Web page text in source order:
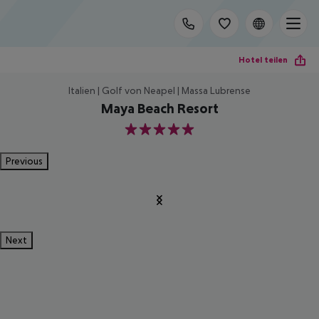
Hotel teilen
Italien | Golf von Neapel | Massa Lubrense
Maya Beach Resort
5
Previous
Next